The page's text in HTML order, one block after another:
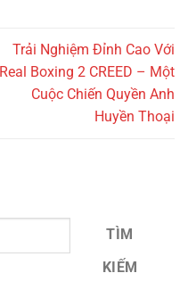
Trải Nghiệm Đỉnh Cao Với
Real Boxing 2 CREED – Một
Cuộc Chiến Quyền Anh
Huyền Thoại
TÌM
KIẾM